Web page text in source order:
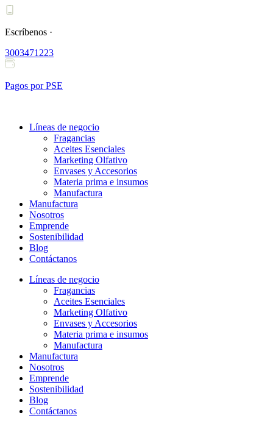
Ir
contenido
Escríbenos ·
3003471223
Pagos por PSE
Líneas de negocio
Fragancias
Aceites Esenciales
Marketing Olfativo
Envases y Accesorios
Materia prima e insumos
Manufactura
Manufactura
Nosotros
Emprende
Sostenibilidad
Blog
Contáctanos
Líneas de negocio
Fragancias
Aceites Esenciales
Marketing Olfativo
Envases y Accesorios
Materia prima e insumos
Manufactura
Manufactura
Nosotros
Emprende
Sostenibilidad
Blog
Contáctanos